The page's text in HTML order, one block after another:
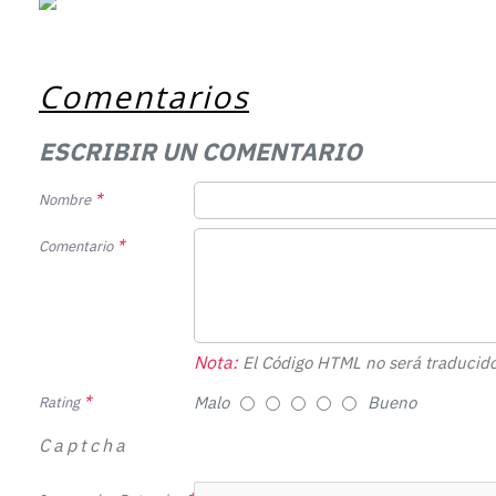
Comentarios
ESCRIBIR UN COMENTARIO
Nombre
Comentario
Nota:El Código HTML no será
Rating Malo Bueno
Captcha